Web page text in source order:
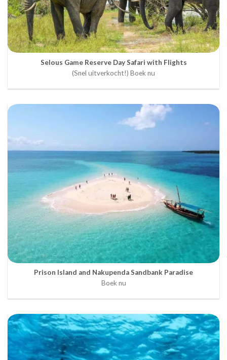
Selous Game Reserve Day Safari with Flights
(Snel uitverkocht!) Boek nu
Prison Island and Nakupenda Sandbank Paradise
Boek nu